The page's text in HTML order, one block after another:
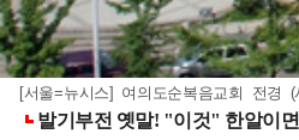
[서울=뉴시스] 여의도순복음교회 전경